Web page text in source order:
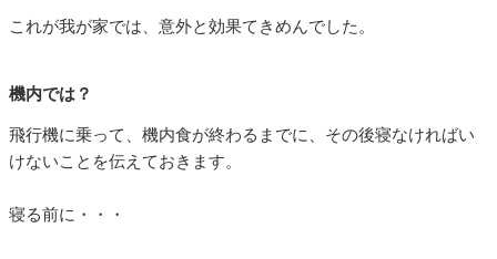
これが我が家では、意外と効果てきめんでした。
機内では？
飛行機に乗って、機内食が終わるまでに、その後寝なければい
けないことを伝えておきます。
寝る前に・・・